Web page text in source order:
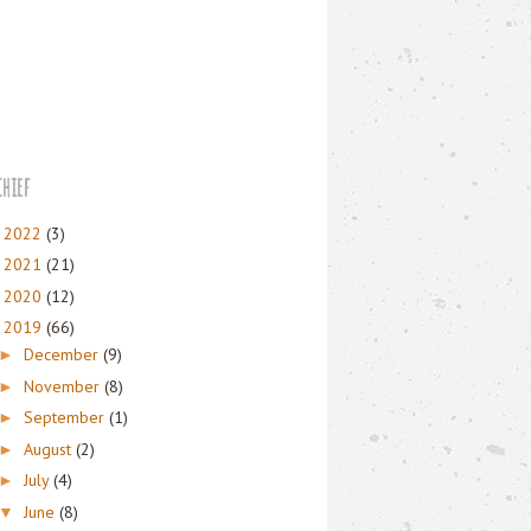
2022 (3)
2021 (21)
2020 (12)
2019 (66)
December (9)
November (8)
September (1)
August (2)
July(4)
June (8)